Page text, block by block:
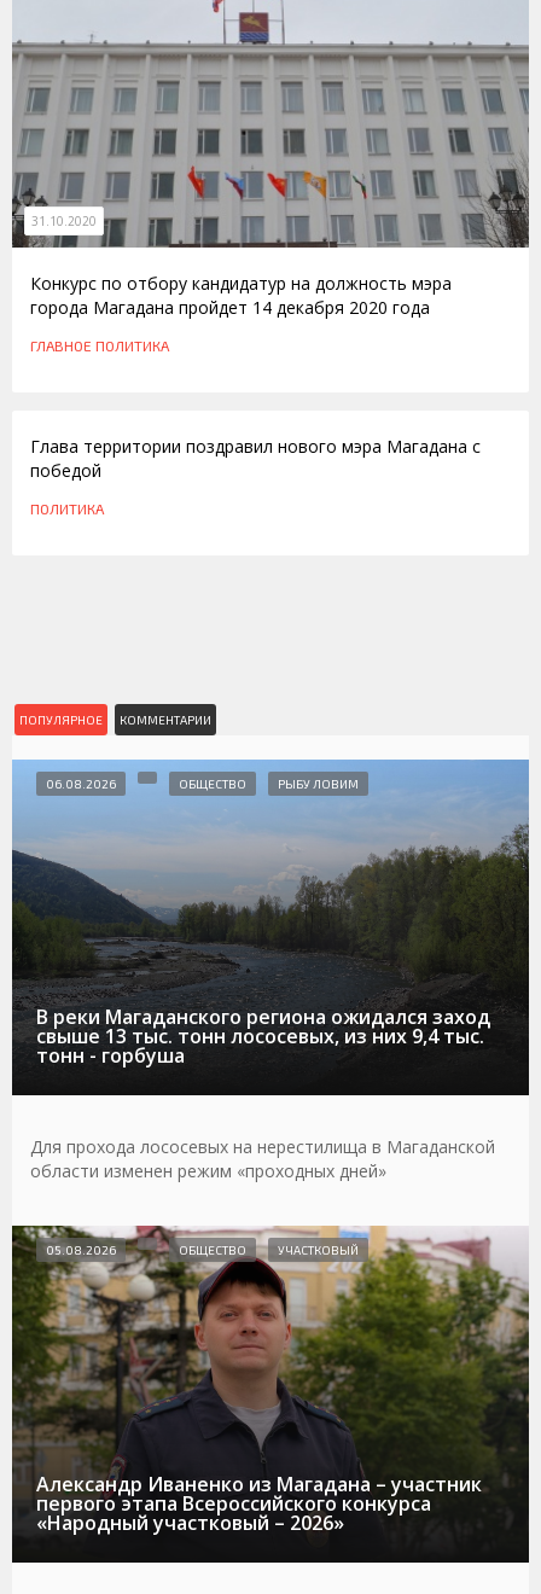
31.10.2020
Конкурс по отбору кандидатур на должность мэра
города Магадана пройдет 14 декабря 2020 года
ГЛАВНОЕ ПОЛИТИКА
Глава территории поздравил нового мэра Магадана с
победой
ПОЛИТИКА
ПОПУЛЯРНОЕ КОММЕНТАРИИ
В реки Магаданского региона ожидался заход
свыше 13 тыс. тонн лососевых, из них 9,4 тыс.
тонн - горбуша
06.08.2026 ОБЩЕСТВО РЫБУ ЛОВИМ
Для прохода лососевых на нерестилища в Магаданской
области изменен режим «проходных дней»
Александр Иваненко из Магадана – участник
первого этапа Всероссийского конкурса
«Народный участковый – 2026»
05.08.2026 ОБЩЕСТВО УЧАСТКОВЫЙ